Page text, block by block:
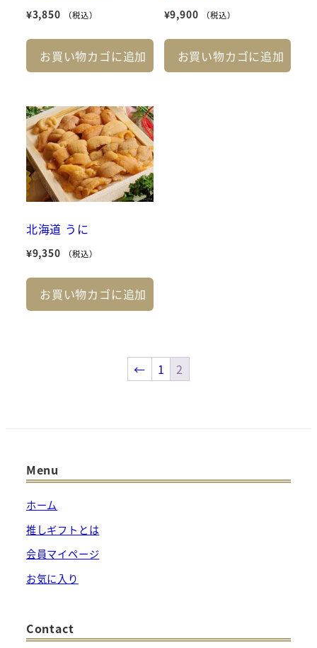
¥3,850 （税込）
お買い物カゴに追加
¥9,900 （税込）
お買い物カゴに追加
北海道 うに
¥9,350 （税込）
お買い物カゴに追加
← 1 2
Menu
ホーム
推しギフトとは
会員マイページ
お気に入り
Contact